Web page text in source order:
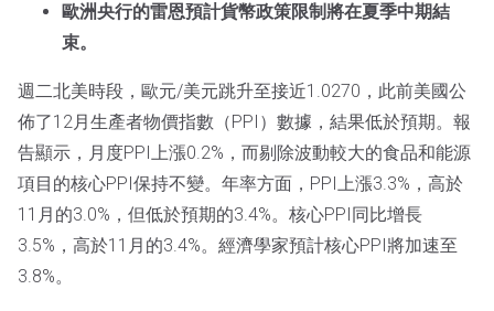
歐洲央行的雷恩預計貨幣政策限制將在夏季中期結
束。
週二北美時段，歐元/美元跳升至接近1.0270，此前美國公
佈了12月生產者物價指數（PPI）數據，結果低於預期。報
告顯示，月度PPI上漲0.2%，而剔除波動較大的食品和能源
項目的核心PPI保持不變。年率方面，PPI上漲3.3%，高於
11月的3.0%，但低於預期的3.4%。核心PPI同比增長
3.5%，高於11月的3.4%。經濟學家預計核心PPI將加速至
3.8%。